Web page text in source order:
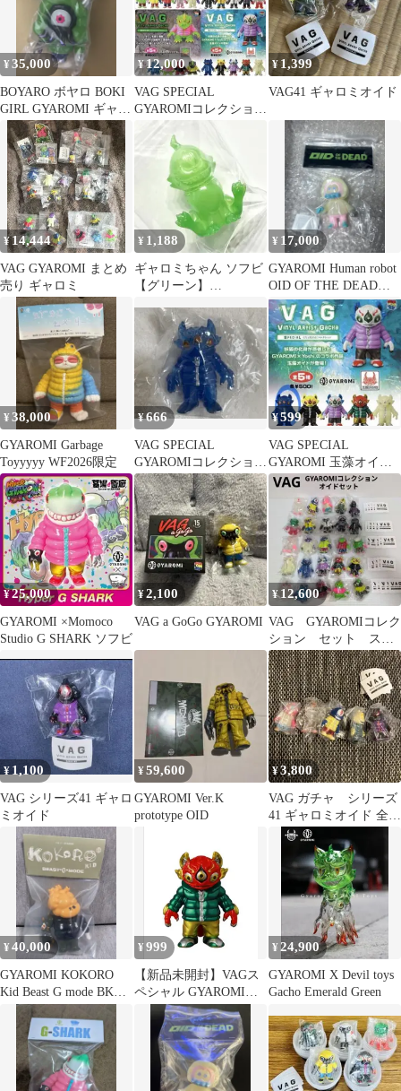
¥35,000
BOYARO ボヤロ BOKI
GIRL GYAROMI ギャロ
ミ ソフビ
¥12,000
VAG SPECIAL
GYAROMIコレクション
全20種 ギャロミ ガチャ
¥ 1,399
VAG41 ギャロミオイド
¥14,444
VAG GYAROMI まとめ
売り ギャロミ
¥ 1,188
ギャロミちゃん ソフビ
【グリーン】
¥ 17,000
GYAROMI Human robot
OID OF THE DEAD
ソフビ
¥38,000
GYAROMI Garbage
Toyyyyy WF2026限定
¥666
VAG SPECIAL
GYAROMIコレクション
玉藻オイド ブルー
（クリア）
¥599
VAG SPECIAL
GYAROMI 玉藻オイド
クリアブルー フィギュ
ア新品
¥25,000
GYAROMI ×Momoco
Studio G SHARK ソフビ
¥2,100
VAG a GoGo GYAROMI
¥ 12,600
VAG GYAROMIコレク
ション セット スト
ック品 ガチャガチ
ャ ソフビ
¥ 1,100
VAG シリーズ41 ギャロ
ミオイド
¥59,600
GYAROMI Ver.K
prototype OID
¥3,800
VAG ガチャ シリーズ
41 ギャロミオイド 全5
種類 コンプリート
¥40,000
GYAROMI KOKORO
Kid Beast G mode BK
Ver
¥999
【新品未開封】VAGス
ペシャル GYAROMIコ
レクション 玉藻オイド
(レッド)
¥24,900
GYAROMI X Devil toys
Gacho Emerald Green